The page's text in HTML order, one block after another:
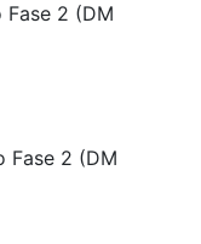
2 (DM
Fase 2 (DM